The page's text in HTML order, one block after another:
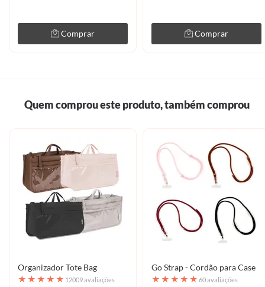
Comprar Comprar
Quem comprou este produto, também comprou
Organizador Tote Bag
★ ★ ★ ★ ★ 12009 avaliações
Go Strap - Cordão para Case
★ ★ ★ ★ ★ 60 avaliações